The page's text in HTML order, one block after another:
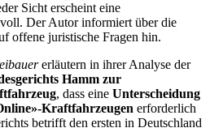
Sicht erscheint eine
Der Autor informiert über die
offene juristische Fragen hin.
erläutern in ihrer Analyse der
Hamm zur
, dass eine Unterscheidung
Kraftfahrzeugen erforderlich
betrifft den ersten in Deutschland